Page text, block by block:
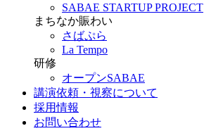
SABAE STARTUP PROJECT
まちなか賑わい
さばぷら
La Tempo
研修
オープンSABAE
講演依頼・視察について
採用情報
お問い合わせ